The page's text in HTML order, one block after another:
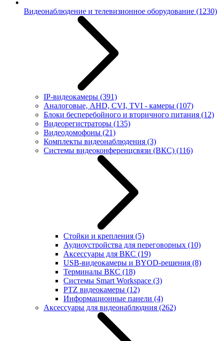
Видеонаблюдение и телевизионное оборудование (1230)
IP-видеокамеры (391)
Аналоговые, AHD, CVI, TVI - камеры (107)
Блоки бесперебойного и вторичного питания (12)
Видеорегистраторы (135)
Видеодомофоны (21)
Комплекты видеонаблюдения (3)
Системы видеоконференцсвязи (ВКС) (116)
Стойки и крепления (5)
Аудиоустройства для переговорных (10)
Аксессуары для ВКС (19)
USB-видеокамеры и BYOD-решения (8)
Терминалы ВКС (18)
Системы Smart Workspace (3)
PTZ видеокамеры (12)
Информационные панели (4)
Аксессуары для видеонаблюдния (262)